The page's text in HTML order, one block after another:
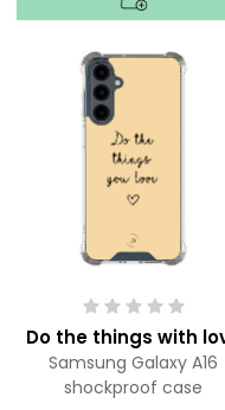
Do the things with
Samsung Galaxy A16
shockproof case